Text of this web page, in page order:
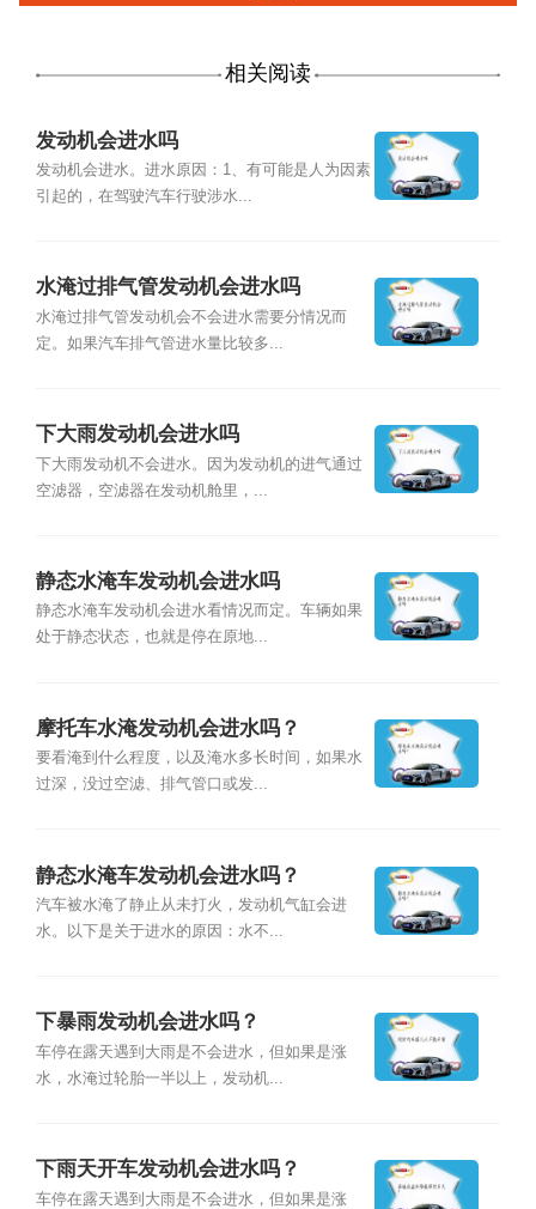
相关阅读
发动机会进水吗
发动机会进水。进水原因：1、有可能是人为因素
引起的，在驾驶汽车行驶涉水...
水淹过排气管发动机会进水吗
水淹过排气管发动机会不会进水需要分情况而
定。如果汽车排气管进水量比较多...
下大雨发动机会进水吗
下大雨发动机不会进水。因为发动机的进气通过
空滤器，空滤器在发动机舱里，...
静态水淹车发动机会进水吗
静态水淹车发动机会进水看情况而定。车辆如果
处于静态状态，也就是停在原地...
摩托车水淹发动机会进水吗？
要看淹到什么程度，以及淹水多长时间，如果水
过深，没过空滤、排气管口或发...
静态水淹车发动机会进水吗？
汽车被水淹了静止从未打火，发动机气缸会进
水。以下是关于进水的原因：水不...
下暴雨发动机会进水吗？
车停在露天遇到大雨是不会进水，但如果是涨
水，水淹过轮胎一半以上，发动机...
下雨天开车发动机会进水吗？
车停在露天遇到大雨是不会进水，但如果是涨